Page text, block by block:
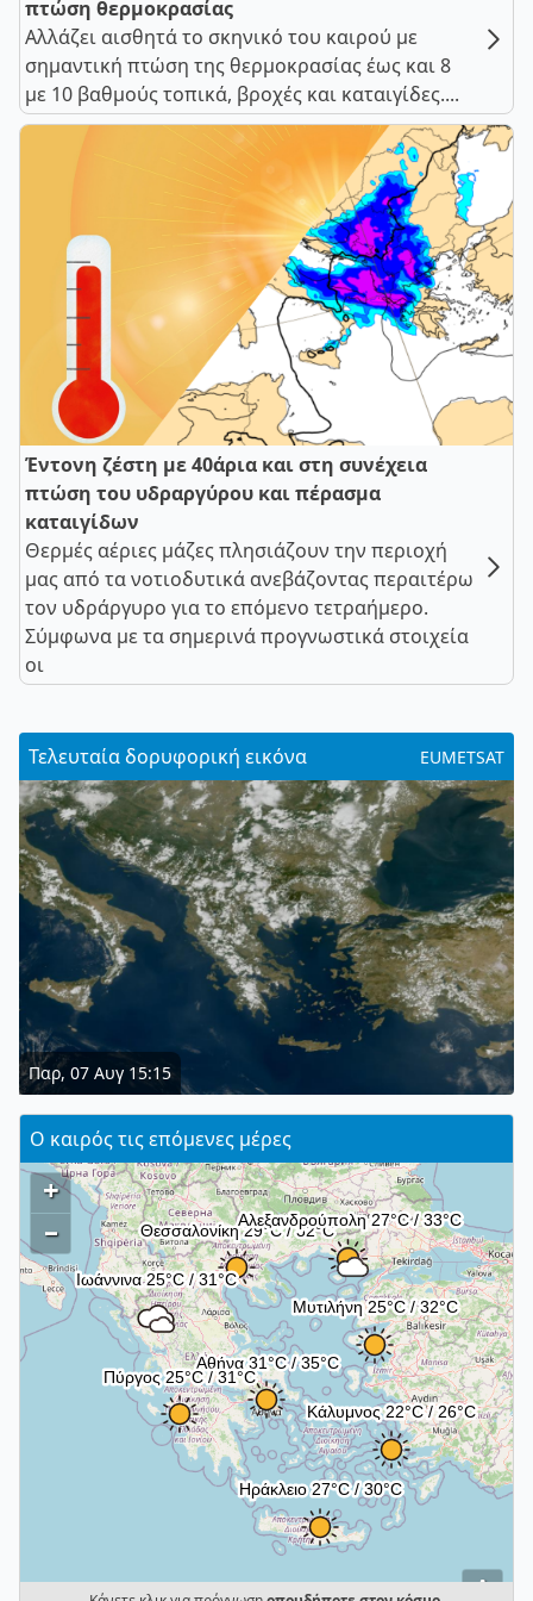
πτώση θερμοκρασίας
Αλλάζει αισθητά το σκηνικό του καιρού με
σημαντική πτώση της θερμοκρασίας έως και 8
με 10 βαθμούς τοπικά, βροχές και καταιγίδες....
Έντονη ζέστη με 40άρια και στη συνέχεια
πτώση του υδραργύρου και πέρασμα
καταιγίδων
Θερμές αέριες μάζες πλησιάζουν την περιοχή
μας από τα νοτιοδυτικά ανεβάζοντας περαιτέρω
τον υδράργυρο για το επόμενο τετραήμερο.
Σύμφωνα με τα σημερινά προγνωστικά στοιχεία
οι
Τελευταία δορυφορική εικόνα EUMETSAT
Παρ, 07 Αυγ 15:15
Ο καιρός τις επόμενες μέρες
i
+
–